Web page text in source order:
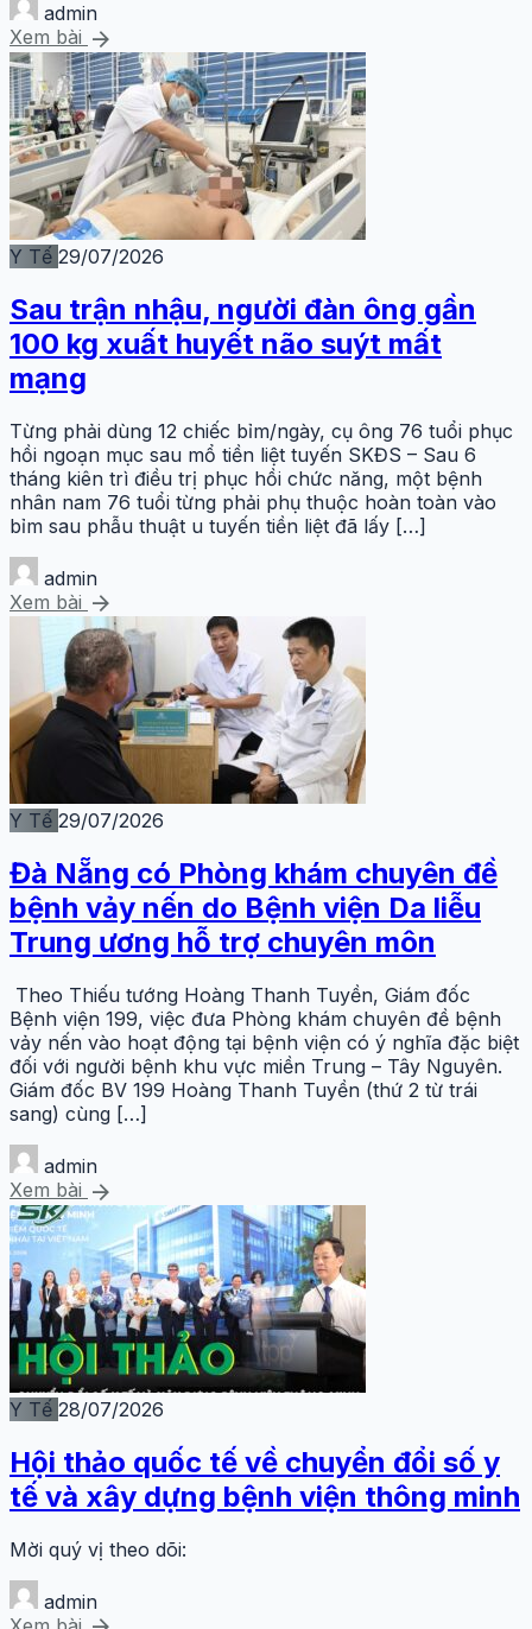
admin
Xem bài arrow_forward
Y Tế 29/07/2026
Sau trận nhậu, người đàn ông gần
100 kg xuất huyết não suýt mất
mạng
Từng phải dùng 12 chiếc bỉm/ngày, cụ ông 76 tuổi phục
hồi ngoạn mục sau mổ tiền liệt tuyến SKĐS – Sau 6
tháng kiên trì điều trị phục hồi chức năng, một bệnh
nhân nam 76 tuổi từng phải phụ thuộc hoàn toàn vào
bỉm sau phẫu thuật u tuyến tiền liệt đã lấy […]
admin
Xem bài arrow_forward
Y Tế 29/07/2026
Đà Nẵng có Phòng khám chuyên đề
bệnh vảy nến do Bệnh viện Da liễu
Trung ương hỗ trợ chuyên môn
Theo Thiếu tướng Hoàng Thanh Tuyền, Giám đốc
Bệnh viện 199, việc đưa Phòng khám chuyên đề bệnh
vảy nến vào hoạt động tại bệnh viện có ý nghĩa đặc biệt
đối với người bệnh khu vực miền Trung – Tây Nguyên.
Giám đốc BV 199 Hoàng Thanh Tuyền (thứ 2 từ trái
sang) cùng […]
admin
Xem bài arrow_forward
Y Tế 28/07/2026
Hội thảo quốc tế về chuyển đổi số y
tế và xây dựng bệnh viện thông minh
Mời quý vị theo dõi:
admin